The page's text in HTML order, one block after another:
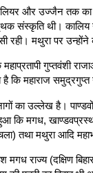
और उज्जैन तक का
संस्कृति थी। कालिय
रही। मथुरा पर
महाप्रतापी गुप्तवंशी
कि महाराज समुद्रगुप्त
का उल्लेख है।
मगध, खाण्डवप्रस्थ,
तथा मथुरा आदि
मगध राज्य (दक्षिण